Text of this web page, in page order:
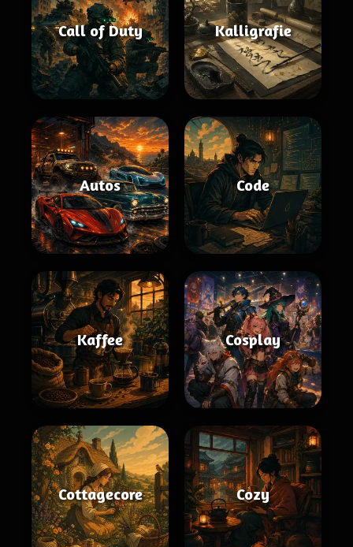
Call of Duty Kalligrafie
Autos Code
Kaffee Cosplay
Cottagecore Cozy